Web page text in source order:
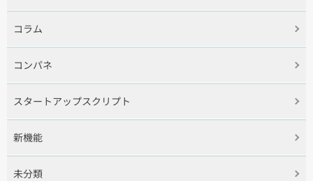
コラム
コンパネ
スタートアップスクリプト
新機能
未分類